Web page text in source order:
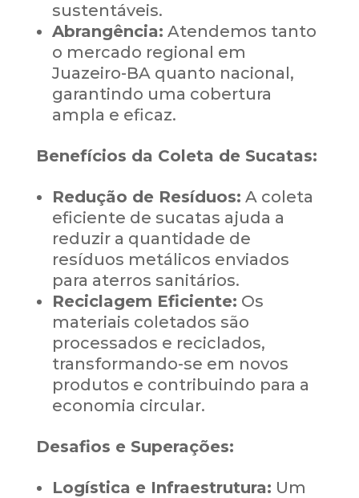
sustentáveis.
Abrangência: Atendemos tanto
o mercado regional em
Juazeiro-BA quanto nacional,
garantindo uma cobertura
ampla e eficaz.
Benefícios da Coleta de Sucatas:
Redução de Resíduos: A coleta
eficiente de sucatas ajuda a
reduzir a quantidade de
resíduos metálicos enviados
para aterros sanitários.
Reciclagem Eficiente: Os
materiais coletados são
processados e reciclados,
transformando-se em novos
produtos e contribuindo para a
economia circular.
Desafios e Superações:
Logística e Infraestrutura: Um